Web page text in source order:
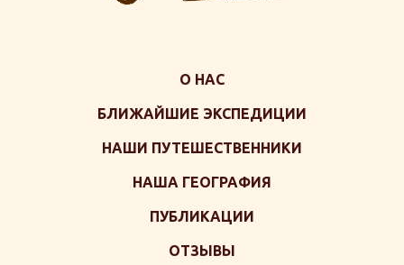
О НАС
БЛИЖАЙШИЕ ЭКСПЕДИЦИИ
НАШИ ПУТЕШЕСТВЕННИКИ
НАША ГЕОГРАФИЯ
ПУБЛИКАЦИИ
ОТЗЫВЫ